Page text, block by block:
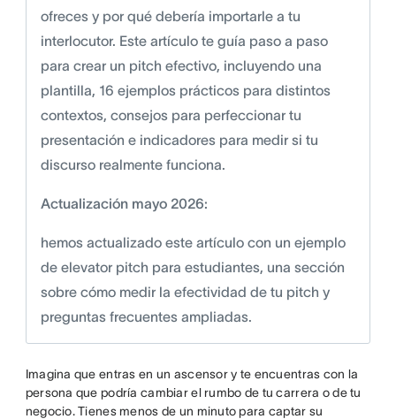
ofreces y por qué debería importarle a tu
interlocutor. Este artículo te guía paso a paso
para crear un pitch efectivo, incluyendo una
plantilla, 16 ejemplos prácticos para distintos
contextos, consejos para perfeccionar tu
presentación e indicadores para medir si tu
discurso realmente funciona.
Actualización mayo 2026:
hemos actualizado este artículo con un ejemplo
de elevator pitch para estudiantes, una sección
sobre cómo medir la efectividad de tu pitch y
preguntas frecuentes ampliadas.
Imagina que entras en un ascensor y te encuentras con la
persona que podría cambiar el rumbo de tu carrera o de tu
negocio. Tienes menos de un minuto para captar su